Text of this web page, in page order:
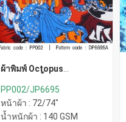
ผ้าพิมพ์ Octopus
PP002/JP6695
หน้าผ้า : 72/74"
น้ำหนักผ้า : 140 GSM